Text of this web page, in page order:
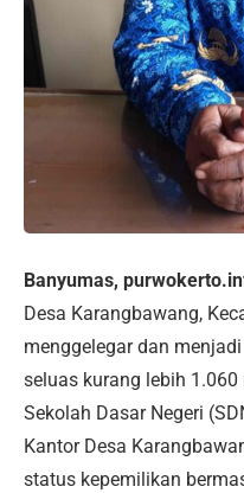
Banyumas,
Desa Karangbawang,
menggelegar dan
seluas kurang lebih
Sekolah Dasar Negeri
Kantor Desa
status kepemilikan